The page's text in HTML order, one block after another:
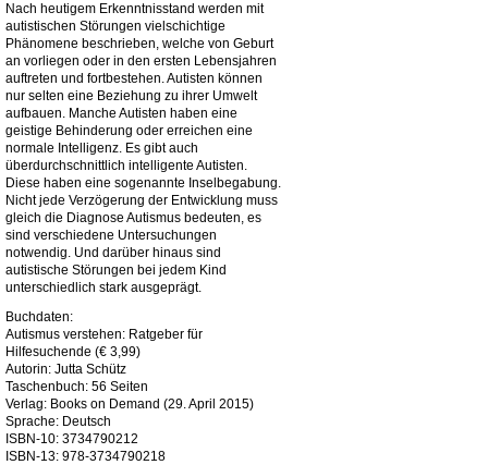
Nach heutigem Erkenntnisstand werden mit
autistischen Störungen vielschichtige
Phänomene beschrieben, welche von Geburt
an vorliegen oder in den ersten Lebensjahren
auftreten und fortbestehen. Autisten können
nur selten eine Beziehung zu ihrer Umwelt
aufbauen. Manche Autisten haben eine
geistige Behinderung oder erreichen eine
normale Intelligenz. Es gibt auch
überdurchschnittlich intelligente Autisten.
Diese haben eine sogenannte Inselbegabung.
Nicht jede Verzögerung der Entwicklung muss
gleich die Diagnose Autismus bedeuten, es
sind verschiedene Untersuchungen
notwendig. Und darüber hinaus sind
autistische Störungen bei jedem Kind
unterschiedlich stark ausgeprägt.
Buchdaten:
Autismus verstehen: Ratgeber für
Hilfesuchende (€ 3,99)
Autorin: Jutta Schütz
Taschenbuch: 56 Seiten
Verlag: Books on Demand (29. April 2015)
Sprache: Deutsch
ISBN-10: 3734790212
ISBN-13: 978-3734790218